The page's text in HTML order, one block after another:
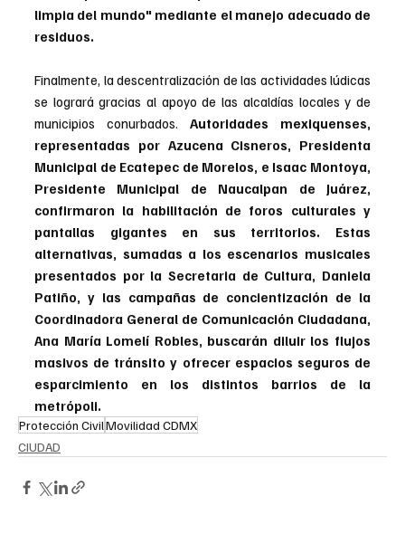
limpia del mundo" mediante el manejo adecuado de
residuos.
Finalmente, la descentralización de las actividades lúdicas
se logrará gracias al apoyo de las alcaldías locales y de
municipios conurbados. Autoridades mexiquenses,
representadas por Azucena Cisneros, Presidenta
Municipal de Ecatepec de Morelos, e Isaac Montoya,
Presidente Municipal de Naucalpan de Juárez,
confirmaron la habilitación de foros culturales y
pantallas gigantes en sus territorios. Estas
alternativas, sumadas a los escenarios musicales
presentados por la Secretaria de Cultura, Daniela
Patiño, y las campañas de concientización de la
Coordinadora General de Comunicación Ciudadana,
Ana María Lomelí Robles, buscarán diluir los flujos
masivos de tránsito y ofrecer espacios seguros de
esparcimiento en los distintos barrios de la
metrópoli.
Protección CivilMovilidad CDMX
CIUDAD